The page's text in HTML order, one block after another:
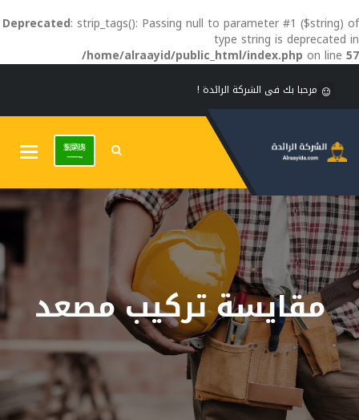
Deprecated: strip_tags(): Passing null to parameter #1 ($string) of
type string is deprecated in
/home/alraayid/public_html/index.php on line 57
مرحبا بك فى الشركة الرائدة !
مقايسة تركيب مصعد